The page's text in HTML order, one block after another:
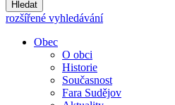
Hledat
rozšířené vyhledávání
Obec
O obci
Historie
Současnost
Fara Sudějov